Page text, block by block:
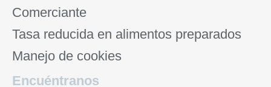
Comerciante
Tasa reducida en alimentos preparados
Manejo de cookies
Encuéntranos